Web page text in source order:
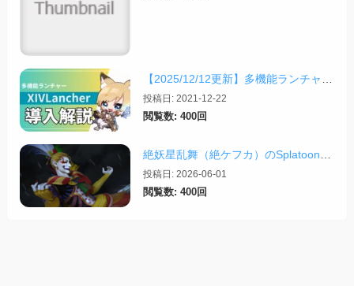
投稿日: 2021-12-22
閲覧数: 400回
投稿日: 2026-06-01
閲覧数: 400回